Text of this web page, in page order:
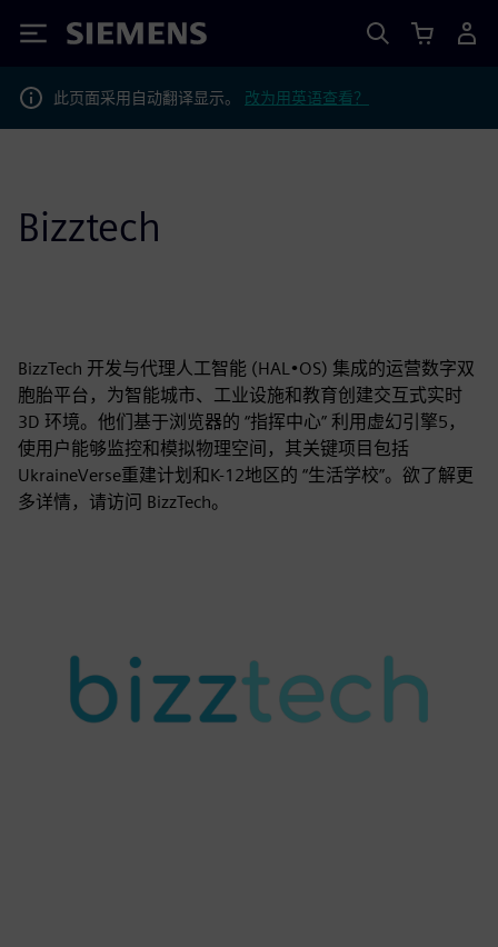
Siemens
此页面采用自动翻译显示。 改为用英语查看？
Bizztech
BizzTech 开发与代理人工智能 (HAL•OS) 集成的运营数字双
胞胎平台，为智能城市、工业设施和教育创建交互式实时
3D 环境。他们基于浏览器的 “指挥中心” 利用虚幻引擎5，
使用户能够监控和模拟物理空间，其关键项目包括
UkraineVerse重建计划和K-12地区的 “生活学校”。欲了解更
多详情，请访问 BizzTech。